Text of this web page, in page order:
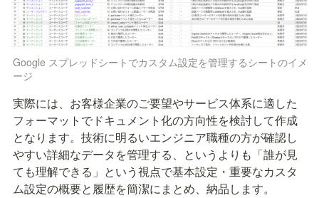
Google スプレッドシートでカスタム設定を管理するシートのイメ
ージ
実際には、お客様企業のご要望やサービス体系に適した
フォーマットでドキュメント化の方向性を検討して作成
となります。技術に明るいエンジニア職種の方が確認し
やすい詳細なデータを管理する、というよりも「誰が見
ても理解できる」という視点で基本設定・重要なカスタ
ム設定の概要と履歴を簡潔にまとめ、納品します。